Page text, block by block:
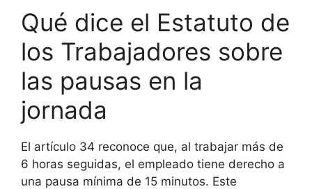
Qué dice el Estatuto de
los Trabajadores sobre
las pausas en la
jornada
El artículo 34 reconoce que, al trabajar más de
6 horas seguidas, el empleado tiene derecho a
una pausa mínima de 15 minutos. Este